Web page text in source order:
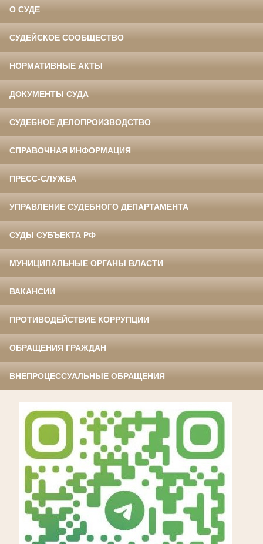
О СУДЕ
СУДЕЙСКОЕ СООБЩЕСТВО
НОРМАТИВНЫЕ АКТЫ
ДОКУМЕНТЫ СУДА
СУДЕБНОЕ ДЕЛОПРОИЗВОДСТВО
СПРАВОЧНАЯ ИНФОРМАЦИЯ
ПРЕСС-СЛУЖБА
УПРАВЛЕНИЕ СУДЕБНОГО ДЕПАРТАМЕНТА
СУДЫ СУБЪЕКТА РФ
МУНИЦИПАЛЬНЫЕ ОРГАНЫ ВЛАСТИ
ВАКАНСИИ
ПРОТИВОДЕЙСТВИЕ КОРРУПЦИИ
ОБРАЩЕНИЯ ГРАЖДАН
ВНЕПРОЦЕССУАЛЬНЫЕ ОБРАЩЕНИЯ